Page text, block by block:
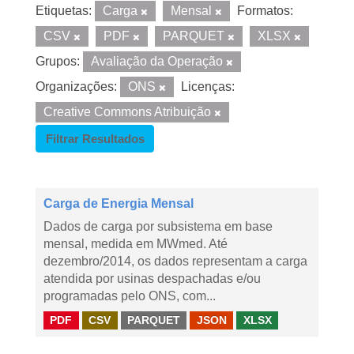
Etiquetas: Carga Mensal
Formatos:
CSV
PDF PARQUET
XLSX
Grupos:
Avaliação da Operação
Organizações:
ONS
Licenças:
Creative Commons Atribuição
Filtrar Resultados
Carga de Energia Mensal
Dados de carga por subsistema em base
mensal, medida em MWmed. Até
dezembro/2014, os dados representam a carga
atendida por usinas despachadas e/ou
programadas pelo ONS, com...
PDF CSV PARQUET JSON XLSX